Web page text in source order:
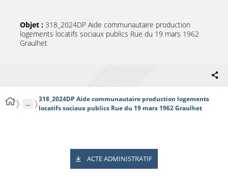
Objet : 318_2024DP Aide communautaire production
logements locatifs sociaux publics Rue du 19 mars 1962
Graulhet
...
318_2024DP Aide communautaire production logements
locatifs sociaux publics Rue du 19 mars 1962 Graulhet
ACTE ADMINISTRATIF